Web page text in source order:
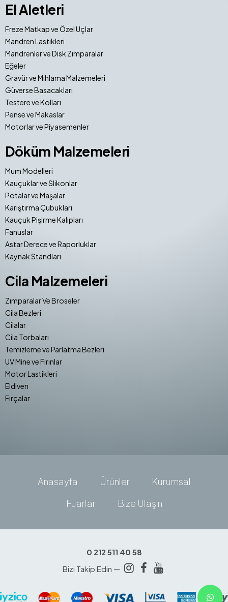
El Aletleri
Freze Matkap ve Özel Uçlar
Mandren Lastikleri
Mandrenler ve Disk Zımparalar
Eğeler
Gravür ve Mıhlama Malzemeleri
Güverse Basacakları
Testere ve Kolları
Pense ve Makaslar
Motorlar ve Piyasemenler
Döküm Malzemeleri
Mum Modelleri
Kauçuklar ve Slikonlar
Potalar ve Maşalar
Karıştırma Çubukları
Kauçuk Pişirme Kalıpları
Fanuslar
Astar Derece ve Raporluklar
Kaynak Standları
Cila Malzemeleri
Zımparalar Ve Broseler
Cila Bezleri
Cilalar
Cila Torbaları
Temizleme ve Parlatma Bezleri
UV Mine ve Fırınlar
Motor Lastikleri
Eldiven
Fırçalar
Anasayfa Ürünler
Kurumsal
Fuarlar
Bize Ulaşın
0 212 511 40 58
Bizi Takip Edin —